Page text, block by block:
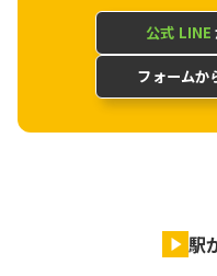
公式 LINE
フォームか
駅